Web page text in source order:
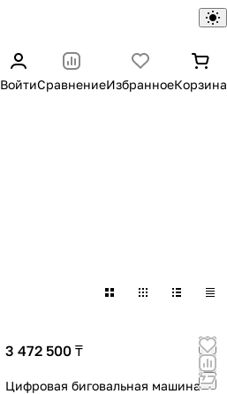
ВойтиСравнениеИзбранноеКорзина
3 472 500 ₸
Цифровая биговальная машина